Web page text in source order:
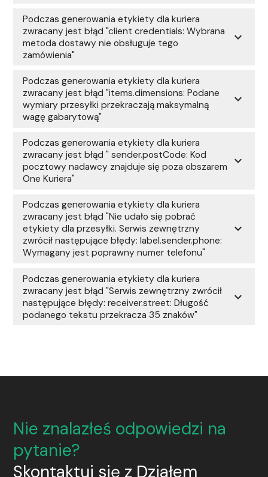
Podczas generowania etykiety dla kuriera
zwracany jest błąd "client credentials: Wybrana
metoda dostawy nie obsługuje tego
zamówienia"
expand_more
Podczas generowania etykiety dla kuriera
zwracany jest błąd "items.dimensions: Podane
wymiary przesyłki przekraczają maksymalną
wagę gabarytową"
expand_more
Podczas generowania etykiety dla kuriera
zwracany jest błąd " sender.postCode: Kod
pocztowy nadawcy znajduje się poza obszarem
One Kuriera"
expand_more
Podczas generowania etykiety dla kuriera
zwracany jest błąd "Nie udało się pobrać
etykiety dla przesyłki. Serwis zewnętrzny
zwrócił następujące błędy: label.sender.phone:
Wymagany jest poprawny numer telefonu"
expand_more
Podczas generowania etykiety dla kuriera
zwracany jest błąd "Serwis zewnętrzny zwrócił
następujące błędy: receiver.street: Długość
podanego tekstu przekracza 35 znaków"
expand_more
Nie znalazłeś odpowiedzi na
pytanie?
Skontaktuj się z Działem